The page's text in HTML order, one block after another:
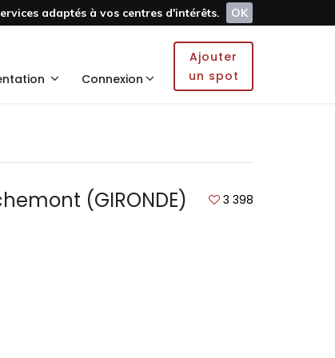
adaptés à vos centres d'intérêts.
OK
Connexion
Ajouter
un spot
(GIRONDE) 3 398